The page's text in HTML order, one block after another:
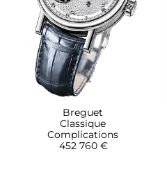
Breguet
Classique
Complications
452 760 €